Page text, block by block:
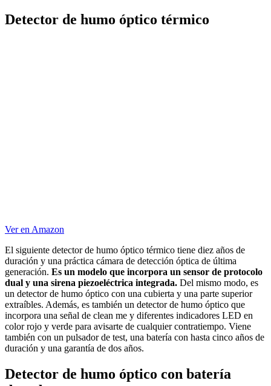
Detector de humo óptico térmico
Ver en Amazon
El siguiente detector de humo óptico térmico tiene diez años de
duración y una práctica cámara de detección óptica de última
generación. Es un modelo que incorpora un sensor de protocolo
dual y una sirena piezoeléctrica integrada. Del mismo modo, es
un detector de humo óptico con una cubierta y una parte superior
extraíbles. Además, es también un detector de humo óptico que
incorpora una señal de clean me y diferentes indicadores LED en
color rojo y verde para avisarte de cualquier contratiempo. Viene
también con un pulsador de test, una batería con hasta cinco años de
duración y una garantía de dos años.
Detector de humo óptico con batería